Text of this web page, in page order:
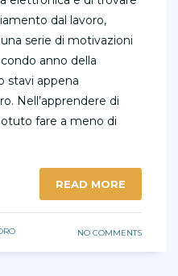
dal lavoro,
serie di motivazioni
anno della
stavi appena
Nell’apprendere di
fare a meno di
READ MORE
NO COMMENTS